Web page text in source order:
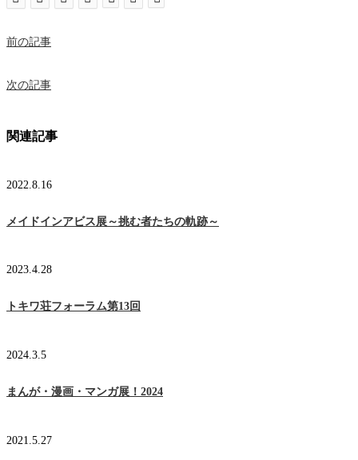
前の記事
次の記事
関連記事
2022.8.16
メイドインアビス展～挑む者たちの軌跡～
2023.4.28
トキワ荘フォーラム第13回
2024.3.5
まんが・漫画・マンガ展！2024
2021.5.27